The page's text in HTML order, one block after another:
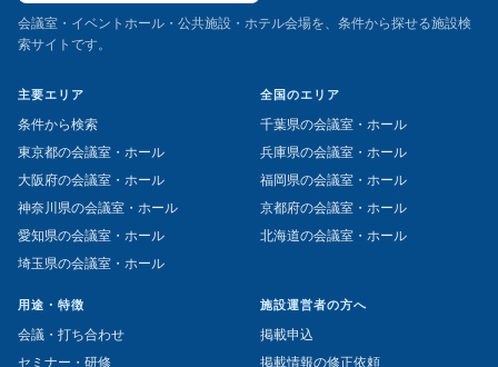
会議室・イベントホール・公共施設・ホテル会場を、条件から探せる施設検
索サイトです。
主要エリア
条件から検索
東京都の会議室・ホール
大阪府の会議室・ホール
神奈川県の会議室・ホール
愛知県の会議室・ホール
埼玉県の会議室・ホール
全国のエリア
千葉県の会議室・ホール
兵庫県の会議室・ホール
福岡県の会議室・ホール
京都府の会議室・ホール
北海道の会議室・ホール
用途・特徴
会議・打ち合わせ
セミナー・研修
施設運営者の方へ
掲載申込
掲載情報の修正依頼